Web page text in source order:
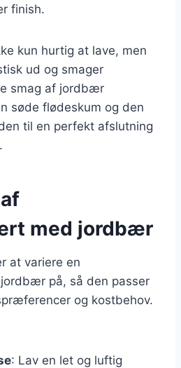
finish.
kun hurtig at lave, men
ud og smager
smag af jordbær
søde flødeskum og den
til en perfekt afslutning
med jordbær
at variere en
på, så den passer
og kostbehov.
: Lav en let og luftig